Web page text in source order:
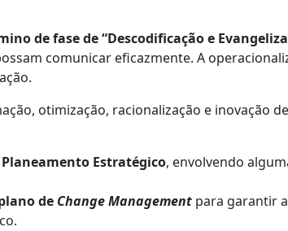
de fase de “Descodificação e
comunicar eficazmente. A
otimização, racionalização e inovação de
Estratégico, envolvendo
de Change Management para garantir a